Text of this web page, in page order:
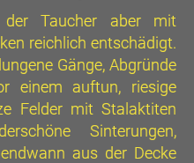
Taucher aber mit
reichlich entschädigt.
Gänge, Abgründe
einem auftun, riesige
Felder mit Stalaktiten
Sinterungen,
aus der Decke